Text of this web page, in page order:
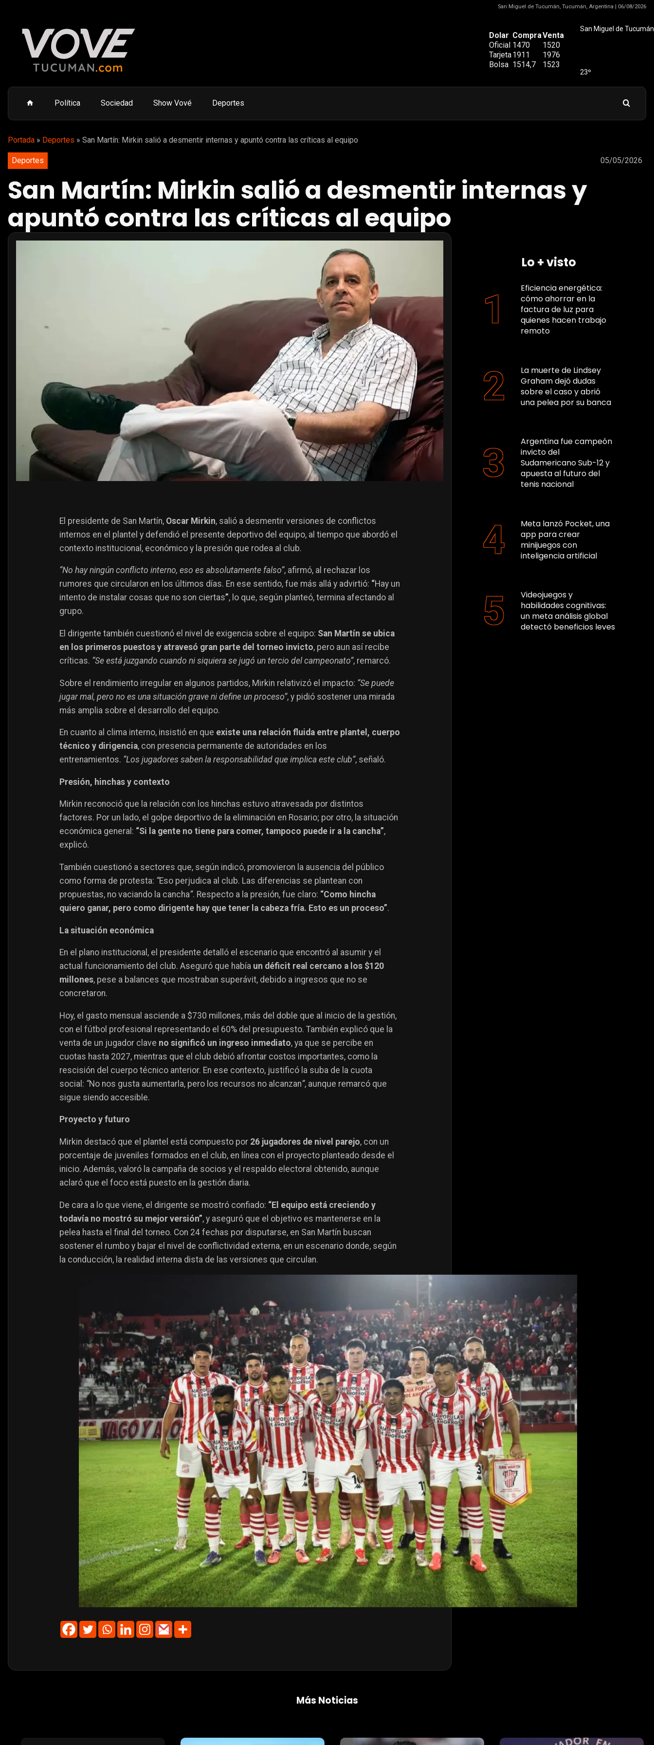
San Miguel de Tucumán, Tucumán, Argentina | 06/08/2026
Dolar CompraVenta
Oficial 1470
1520
Tarjeta1911
1976
Bolsa 1514,7 1523
San Miguel de Tucumán
23º
Política Sociedad Show Vové Deportes
Portada » Deportes » San Martín: Mirkin salió a desmentir internas y apuntó contra las críticas al equipo
Deportes 05/05/2026
San Martín: Mirkin salió a desmentir internas y
apuntó contra las críticas al equipo
El presidente de San Martín, Oscar Mirkin, salió a desmentir versiones de conflictos
internos en el plantel y defendió el presente deportivo del equipo, al tiempo que abordó el
contexto institucional, económico y la presión que rodea al club.
“No hay ningún conflicto interno, eso es absolutamente falso”, afirmó, al rechazar los
rumores que circularon en los últimos días. En ese sentido, fue más allá y advirtió: “Hay un
intento de instalar cosas que no son ciertas”, lo que, según planteó, termina afectando al
grupo.
El dirigente también cuestionó el nivel de exigencia sobre el equipo: San Martín se ubica
en los primeros puestos y atravesó gran parte del torneo invicto, pero aun así recibe
críticas. “Se está juzgando cuando ni siquiera se jugó un tercio del campeonato”, remarcó.
Sobre el rendimiento irregular en algunos partidos, Mirkin relativizó el impacto: “Se puede
jugar mal, pero no es una situación grave ni define un proceso”, y pidió sostener una mirada
más amplia sobre el desarrollo del equipo.
En cuanto al clima interno, insistió en que existe una relación fluida entre plantel, cuerpo
técnico y dirigencia, con presencia permanente de autoridades en los
entrenamientos. “Los jugadores saben la responsabilidad que implica este club”, señaló.
Presión, hinchas y contexto
Mirkin reconoció que la relación con los hinchas estuvo atravesada por distintos
factores. Por un lado, el golpe deportivo de la eliminación en Rosario; por otro, la situación
económica general: “Si la gente no tiene para comer, tampoco puede ir a la cancha”,
explicó.
También cuestionó a sectores que, según indicó, promovieron la ausencia del público
como forma de protesta: “Eso perjudica al club. Las diferencias se plantean con
propuestas, no vaciando la cancha”. Respecto a la presión, fue claro: “Como hincha
quiero ganar, pero como dirigente hay que tener la cabeza fría. Esto es un proceso”.
La situación económica
En el plano institucional, el presidente detalló el escenario que encontró al asumir y el
actual funcionamiento del club. Aseguró que había un déficit real cercano a los $120
millones, pese a balances que mostraban superávit, debido a ingresos que no se
concretaron.
Hoy, el gasto mensual asciende a $730 millones, más del doble que al inicio de la gestión,
con el fútbol profesional representando el 60% del presupuesto. También explicó que la
venta de un jugador clave no significó un ingreso inmediato, ya que se percibe en
cuotas hasta 2027, mientras que el club debió afrontar costos importantes, como la
rescisión del cuerpo técnico anterior. En ese contexto, justificó la suba de la cuota
social: “No nos gusta aumentarla, pero los recursos no alcanzan”, aunque remarcó que
sigue siendo accesible.
Proyecto y futuro
Mirkin destacó que el plantel está compuesto por 26 jugadores de nivel parejo, con un
porcentaje de juveniles formados en el club, en línea con el proyecto planteado desde el
inicio. Además, valoró la campaña de socios y el respaldo electoral obtenido, aunque
aclaró que el foco está puesto en la gestión diaria.
De cara a lo que viene, el dirigente se mostró confiado: “El equipo está creciendo y
todavía no mostró su mejor versión”, y aseguró que el objetivo es mantenerse en la
pelea hasta el final del torneo. Con 24 fechas por disputarse, en San Martín buscan
sostener el rumbo y bajar el nivel de conflictividad externa, en un escenario donde, según
la conducción, la realidad interna dista de las versiones que circulan.
Lo + visto
Eficiencia energética:
cómo ahorrar en la
factura de luz para
quienes hacen trabajo
remoto
La muerte de Lindsey
Graham dejó dudas
sobre el caso y abrió
una pelea por su banca
Argentina fue campeón
invicto del
Sudamericano Sub-12 y
apuesta al futuro del
tenis nacional
Meta lanzó Pocket, una
app para crear
minijuegos con
inteligencia artificial
Videojuegos y
habilidades cognitivas:
un meta análisis global
detectó beneficios leves
Más Noticias